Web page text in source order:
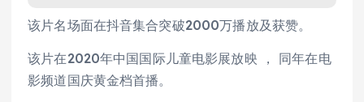
该片名场面在抖音集合突破2000万播放及获赞。
该片在2020年中国国际儿童电影展放映 ， 同年在电
影频道国庆黄金档首播。